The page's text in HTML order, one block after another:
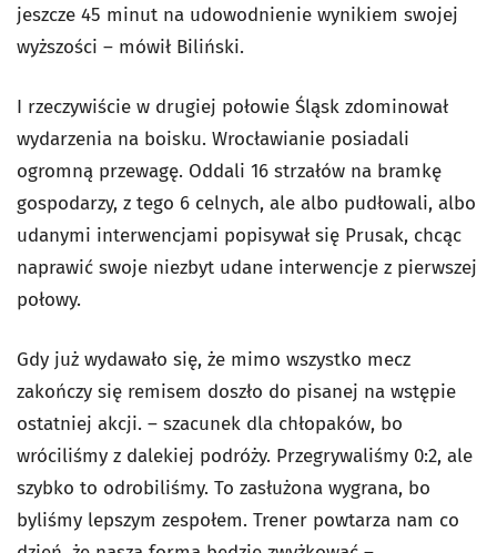
jeszcze 45 minut na udowodnienie wynikiem swojej
wyższości – mówił Biliński.
I rzeczywiście w drugiej połowie Śląsk zdominował
wydarzenia na boisku. Wrocławianie posiadali
ogromną przewagę. Oddali 16 strzałów na bramkę
gospodarzy, z tego 6 celnych, ale albo pudłowali, albo
udanymi interwencjami popisywał się Prusak, chcąc
naprawić swoje niezbyt udane interwencje z pierwszej
połowy.
Gdy już wydawało się, że mimo wszystko mecz
zakończy się remisem doszło do pisanej na wstępie
ostatniej akcji. – szacunek dla chłopaków, bo
wróciliśmy z dalekiej podróży. Przegrywaliśmy 0:2, ale
szybko to odrobiliśmy. To zasłużona wygrana, bo
byliśmy lepszym zespołem. Trener powtarza nam co